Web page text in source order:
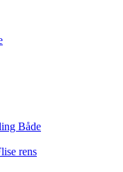
Både
rens